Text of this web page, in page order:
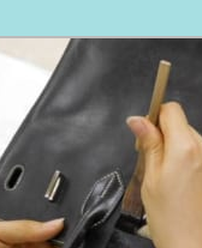
革製品リ
スマイルリペアセンター中